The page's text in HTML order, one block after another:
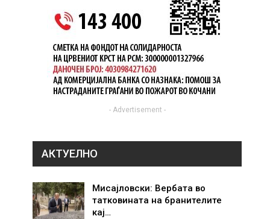
- Advertisement -
АКТУЕЛНО
Мисајловски: Вербата во
татковината на бранителите
кај…